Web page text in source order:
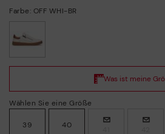
Farbe: OFF WHI-BR
Wählen Sie eine Größe
39 40